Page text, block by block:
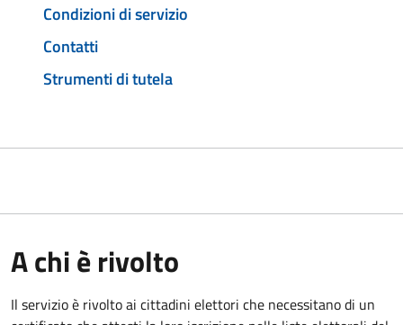
Condizioni di servizio
Contatti
Strumenti di tutela
A chi è rivolto
Il servizio è rivolto ai cittadini elettori che necessitano di un